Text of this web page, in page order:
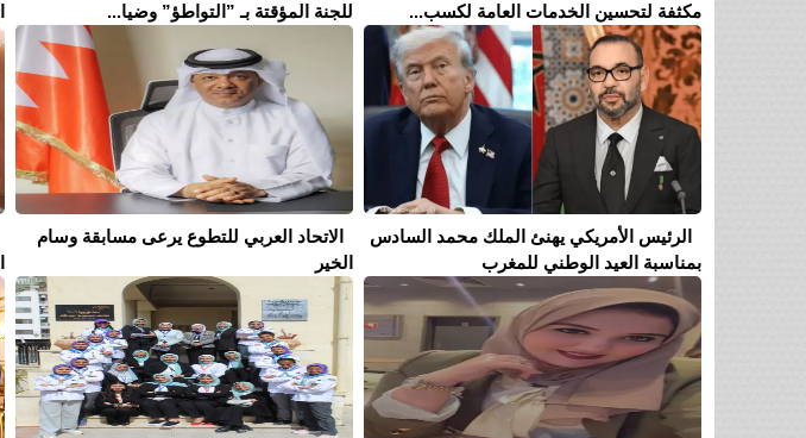
مكثفة لتحسين الخدمات العامة لكسب...
للجنة المؤقتة بـ ”التواطؤ” وضيا...
الرئيس الأمريكي يهنئ الملك محمد السادس
بمناسبة العيد الوطني للمغرب
الاتحاد العربي للتطوع يرعى مسابقة وسام
الخير